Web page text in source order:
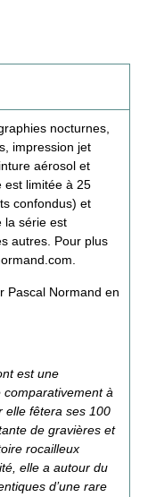
nocturnes,
impression jet
aérosol et
est limitée à 25
confondus) et
la série est
autres. Pour plus
.
Pascal Normand en
est une
comparativement à
elle fêtera ses 100
de gravières et
rocailleux
elle a autour du
d’une rare